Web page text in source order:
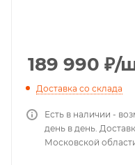
189 990 ₽/
Доставка со склада
Есть в наличии -
день в день.
Московской